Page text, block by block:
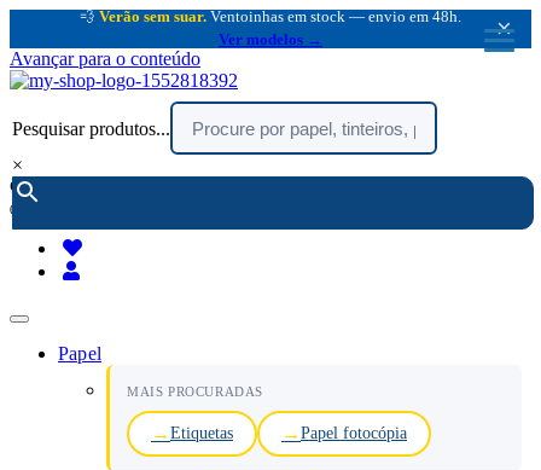
💨 Verão sem suar. Ventoinhas em stock — envio em 48h.
Ver modelos →
×
Avançar para o conteúdo
Pesquisar produtos...
×
encomendar por telefone :
(chamada rede fixa nacional)
Papel
MAIS PROCURADAS
Etiquetas Papel fotocópia